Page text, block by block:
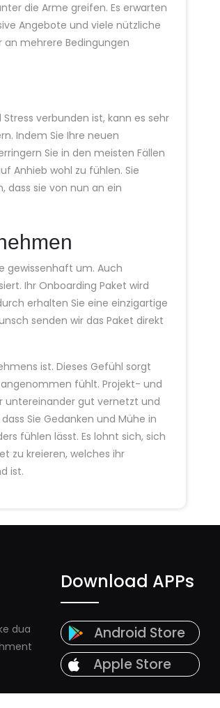
die Arme greifen. Es erwarten
Angebote und viele nützliche
an mehrere Bedingungen
verbunden ist, kann es sehr
Indem Sie Ihre neuen
Sie in den meisten Fällen
Anhieb wohl zu fühlen. Sie
dass sie von nun an ein
gewissenhaft um. Auch
Ihr Onboarding Paket wird
erhalten Sie eine einzigartige
senden wir das Paket direkt
ist. Dieses Gefühl sorgt
fühlt. Projekt- und
untereinander gut vernetzt und
Sie Gedanken und Mühe in
fühlen lässt. Es lohnt sich, sich
zu kreieren, welches ihr
ist.
dua
Download APPs
Android Store
Apple Store